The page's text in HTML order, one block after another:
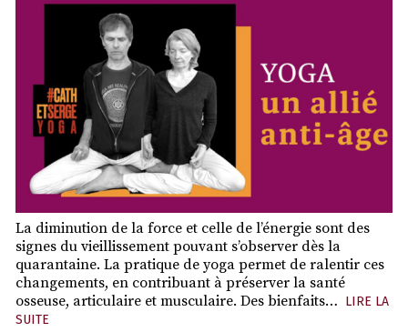
La diminution de la force et celle de l’énergie sont des
signes du vieillissement pouvant s’observer dès la
quarantaine. La pratique de yoga permet de ralentir ces
changements, en contribuant à préserver la santé
osseuse, articulaire et musculaire. Des bienfaits… LIRE LA
SUITE